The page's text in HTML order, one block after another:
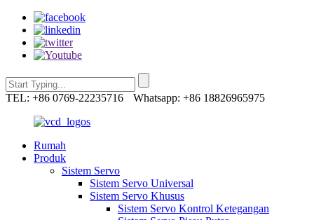
TEL: +86 0769-22235716 Whatsapp: +86 18826965975
Rumah
Produk
Sistem Servo
Sistem Servo Universal
Sistem Servo Khusus
Sistem Servo Kontrol Ketegangan